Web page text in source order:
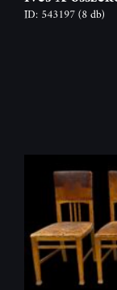
ID: 543197(8 db)